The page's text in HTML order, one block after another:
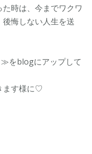
時は、今までワクワ
悔しない人生を送
をblogにアップして
ます様に♡